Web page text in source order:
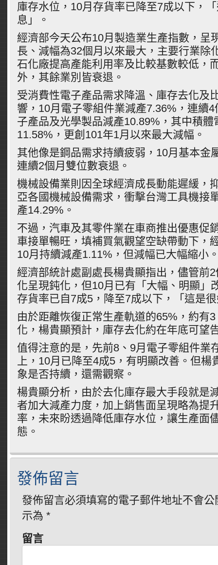
庫存水位，10月存貨率已降至7成以下，
息」。
經濟部今天公布10月製造業生產指數，呈
長、減幅為32個月以來最大，主要行業除
石化廠提高產能利用率及比較基數較低，
外，其餘業別皆衰退。
受消費性電子產品需求降溫、庫存去化及
響，10月電子零組件業減產7.36%，連續
子產品及光學製品減產10.89%，其中積體
11.58%，更創101年1月以來最大減幅。
其他像是鋼品需求持續疲弱，10月基本金
連續2個月雙位數衰退。
機械設備業則因全球經濟成長動能遲緩，
亞各國機械設備需求，衝擊台灣工具機接
產14.29%。
不過，汽車及其零件業在車商推出優惠促
車接單暢旺，填補買氣觀望空缺帶動下，
10月持續減產1.11%，但減幅已大幅縮小
經濟部統計處副處長楊貴顯指出，儘管前
化呈現鈍化，但10月已有「大幅、明顯」
存貨率已自7成5，降至7成以下，「這是
由於距離恢復正常生產軌道的65%，約有
化，楊貴顯預計，庫存去化約在年底可望
值得注意的是，先前8、9月電子零組件業
上，10月已降至4成5，有明顯改善。但楊
象是否持續，還需觀察。
楊貴顯分析，由於去化庫存最大手段就是
者加大減產力度，加上銷售面呈現略為提
率，未來盼透過降低庫存水位，讓生產面
態。
發佈留言
發佈留言必須填寫的電子郵件地址不會公
示為 *
留言